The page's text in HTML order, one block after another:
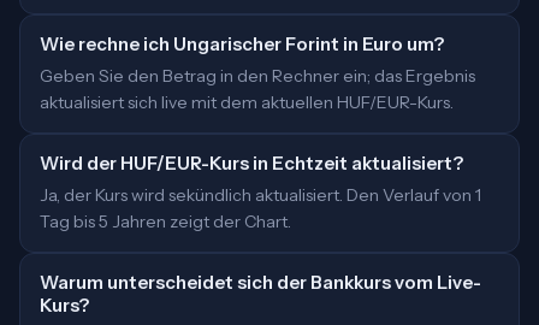
Wie rechne ich Ungarischer Forint in Euro um?
Geben Sie den Betrag in den Rechner ein; das Ergebnis
aktualisiert sich live mit dem aktuellen HUF/EUR-Kurs.
Wird der HUF/EUR-Kurs in Echtzeit aktualisiert?
Ja, der Kurs wird sekündlich aktualisiert. Den Verlauf von 1
Tag bis 5 Jahren zeigt der Chart.
Warum unterscheidet sich der Bankkurs vom Live-
Kurs?